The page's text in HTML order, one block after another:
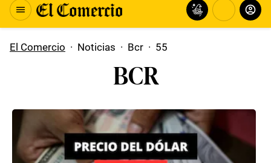
El Comercio · Noticias · Bcr · 55
BCR